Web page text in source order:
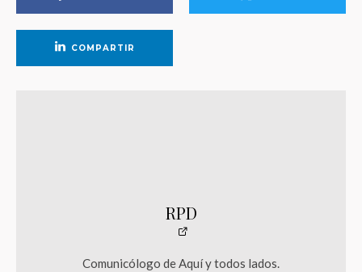
COMPARTIR
RPD
Comunicólogo de Aquí y todos lados.